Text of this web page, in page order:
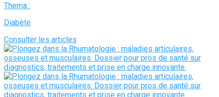
Thema :
Diabète
Consulter les articles